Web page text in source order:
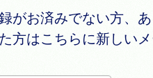
がお済みでない方、
方はこちらに新しい